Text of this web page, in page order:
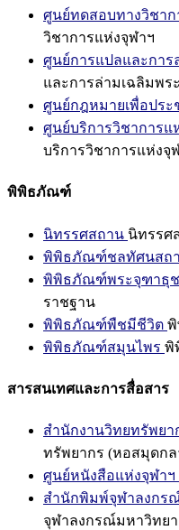
ศูนย์ทดสอบทางวิชาก
วิชาการแห่งจุฬาฯ
ศูนย์การแปลและการ
และการล่ามเฉลิมพร
ศูนย์กฎหมายเพื่อปร
ศูนย์บริการวิชาการ
บริการวิชาการแห่ง
พิพิธภัณฑ์
นิทรรศสถาน นิทรรศ
พิพิธภัณฑ์ชลทัศนสถ
พิพิธภัณฑ์พระจุฑาธุช
ราชฐาน
พิพิธภัณฑ์พืชมีชีวิต
พิพิธภัณฑ์สมุนไพร พิ
สารสนเทศและการสื่อสาร
สำนักงานวิทยทรัพย
ทรัพยากร (หอสมุดกล
ศูนย์หนังสือแห่งจุฬาฯ
สำนักพิมพ์จุฬาลงกร
จุฬาลงกรณ์มหาวิทย